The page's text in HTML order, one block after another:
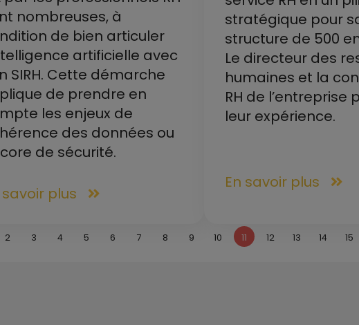
nombreuses, à
de bien articuler
artificielle avec
SIRH. Cette démarche
de prendre en
les enjeux de
des données ou
de sécurité.
savoir plus
stratégique pour
structure de 500
Le directeur des
humaines et la
RH de
leur expérience.
En savoir plus
2 3 4 5 6 7 8 9 10 11 12 13 14 15